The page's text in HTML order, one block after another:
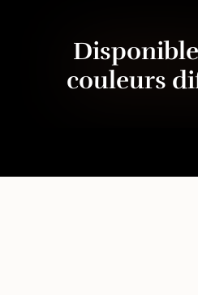
couleurs